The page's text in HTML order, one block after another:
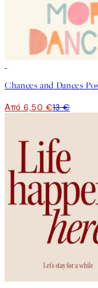
Chances and Dances
Από 6,50 €13 €